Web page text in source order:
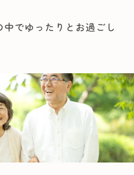
でゆったりとお過ごし